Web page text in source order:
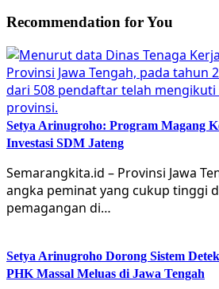
Recommendation for You
Setya Arinugroho: Program Magang
Investasi SDM Jateng
Semarangkita.id – Provinsi Jawa
angka peminat yang cukup tinggi
pemagangan di…
Setya Arinugroho Dorong Sistem
PHK Massal Meluas di Jawa Tengah